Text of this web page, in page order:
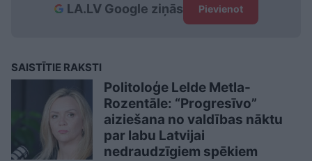
LA.LV Google ziņās Pievienot
SAISTĪTIE RAKSTI
Politoloģe Lelde Metla-
Rozentāle: “Progresīvo”
aiziešana no valdības nāktu
par labu Latvijai
nedraudzīgiem spēkiem